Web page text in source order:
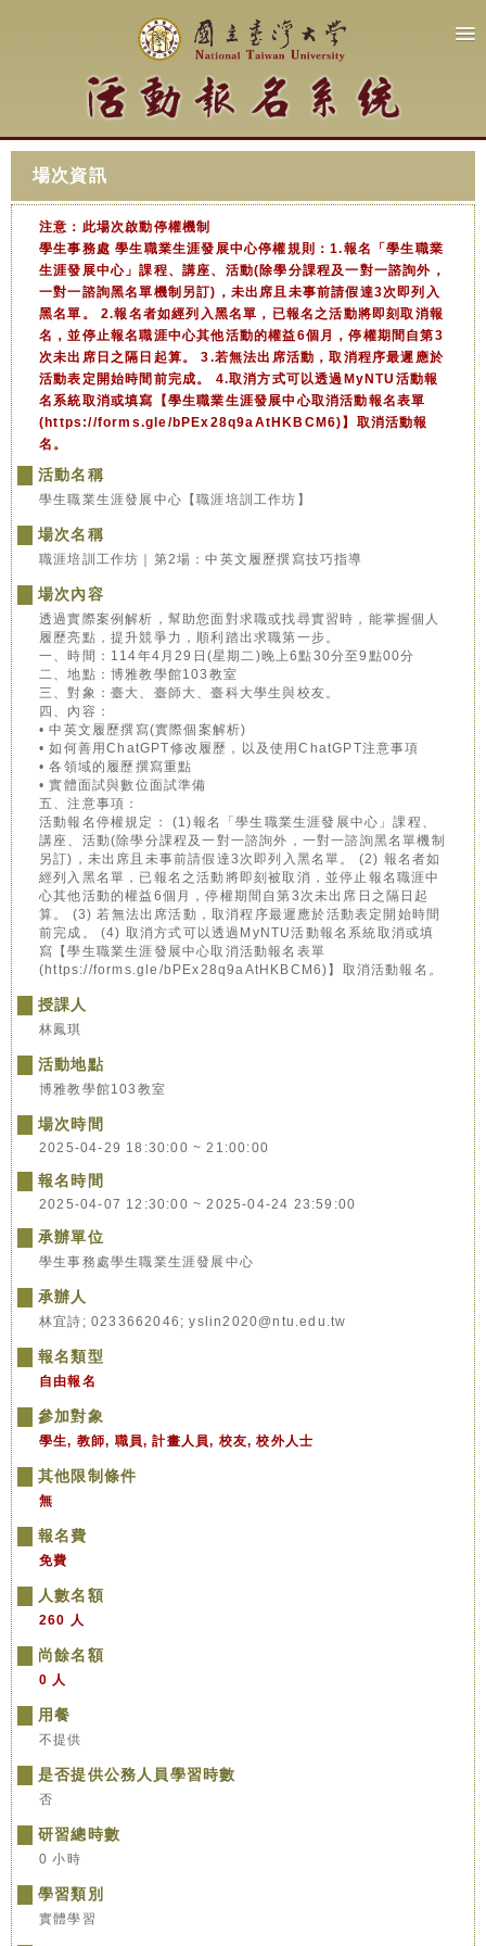
場次資訊
注意：此場次啟動停權機制
學生事務處 學生職業生涯發展中心停權規則：1.報名「學生職業
生涯發展中心」課程、講座、活動(除學分課程及一對一諮詢外，
一對一諮詢黑名單機制另訂)，未出席且未事前請假達3次即列入
黑名單。 2.報名者如經列入黑名單，已報名之活動將即刻取消報
名，並停止報名職涯中心其他活動的權益6個月，停權期間自第3
次未出席日之隔日起算。 3.若無法出席活動，取消程序最遲應於
活動表定開始時間前完成。 4.取消方式可以透過MyNTU活動報
名系統取消或填寫【學生職業生涯發展中心取消活動報名表單
(https://forms.gle/bPEx28q9aAtHKBCM6)】取消活動報
名。
活動名稱
學生職業生涯發展中心【職涯培訓工作坊】
場次名稱
職涯培訓工作坊｜第2場：中英文履歷撰寫技巧指導
場次內容
透過實際案例解析，幫助您面對求職或找尋實習時，能掌握個人
履歷亮點，提升競爭力，順利踏出求職第一步。
一、時間：114年4月29日(星期二)晚上6點30分至9點00分
二、地點：博雅教學館103教室
三、對象：臺大、臺師大、臺科大學生與校友。
四、內容：
• 中英文履歷撰寫(實際個案解析)
• 如何善用ChatGPT修改履歷，以及使用ChatGPT注意事項
• 各領域的履歷撰寫重點
• 實體面試與數位面試準備
五、注意事項：
活動報名停權規定： (1)報名「學生職業生涯發展中心」課程、
講座、活動(除學分課程及一對一諮詢外，一對一諮詢黑名單機制
另訂)，未出席且未事前請假達3次即列入黑名單。 (2) 報名者如
經列入黑名單，已報名之活動將即刻被取消，並停止報名職涯中
心其他活動的權益6個月，停權期間自第3次未出席日之隔日起
算。 (3) 若無法出席活動，取消程序最遲應於活動表定開始時間
前完成。 (4) 取消方式可以透過MyNTU活動報名系統取消或填
寫【學生職業生涯發展中心取消活動報名表單
(https://forms.gle/bPEx28q9aAtHKBCM6)】取消活動報名。
授課人
林鳳琪
活動地點
博雅教學館103教室
場次時間
2025-04-29 18:30:00 ~ 21:00:00
報名時間
2025-04-07 12:30:00 ~ 2025-04-24 23:59:00
承辦單位
學生事務處學生職業生涯發展中心
承辦人
林宜詩; 0233662046; yslin2020@ntu.edu.tw
報名類型
自由報名
參加對象
學生, 教師, 職員, 計畫人員, 校友, 校外人士
其他限制條件
無
報名費
免費
人數名額
260 人
尚餘名額
0 人
用餐
不提供
是否提供公務人員學習時數
否
研習總時數
0 小時
學習類別
實體學習